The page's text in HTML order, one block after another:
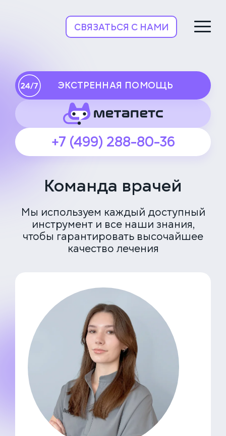
СВЯЗАТЬСЯ С НАМИ
ЭКСТРЕННАЯ ПОМОЩЬ
+7 (499) 288-80-36
Команда врачей
Мы используем каждый доступный
инструмент и все наши знания,
чтобы гарантировать высочайшее
качество лечения
ЕДИНАЯ СПРАВОЧНАЯ (КРУГЛОСУТОЧНО)
+7 (499) 288-80-36